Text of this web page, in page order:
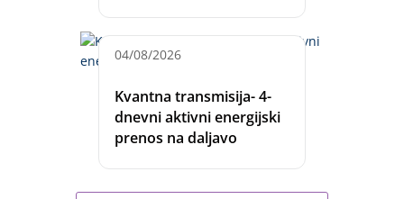
04/08/2026
Kvantna transmisija- 4-
dnevni aktivni energijski
prenos na daljavo